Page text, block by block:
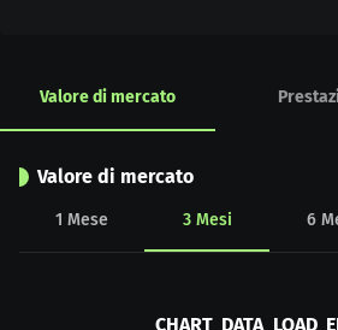
Valore di mercato
Valore di mercato
1 Mese 3 Mesi 6